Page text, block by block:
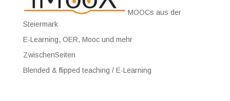
MOOCs aus der
Steiermark
E-Learning, OER, Mooc und mehr
ZwischenSeiten
Blended & flipped teaching / E-Learning